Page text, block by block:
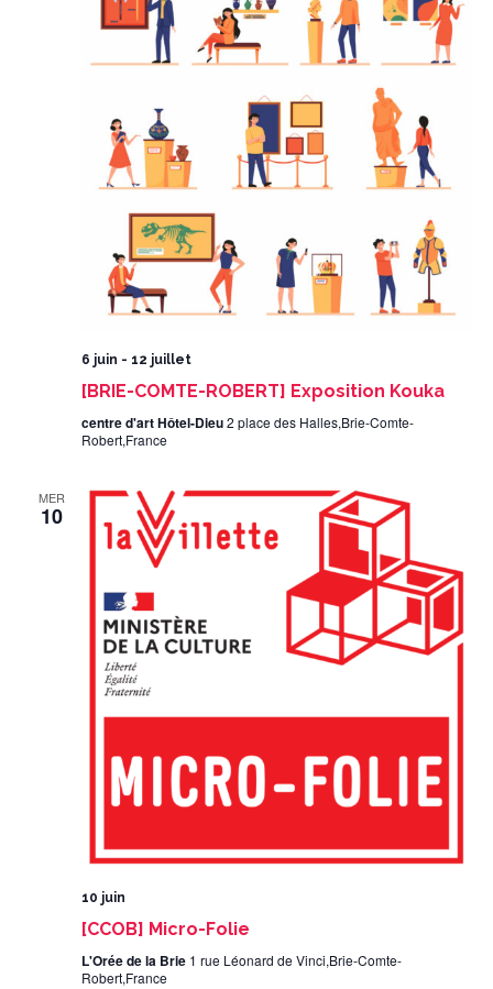
6 juin - 12 juillet
[BRIE-COMTE-ROBERT] Exposition Kouka
centre d'art Hôtel-Dieu2 place des Halles,Brie-Comte-
Robert,France
MER
10
10 juin
[CCOB] Micro-Folie
L'Orée de la Brie 1 rue Léonard de Vinci,Brie-Comte-
Robert,France